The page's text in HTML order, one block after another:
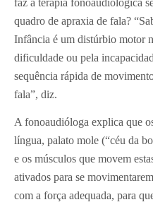
faz a terapia fonoaudiológica
quadro de apraxia de fala?
Infância é um distúrbio motor
dificuldade ou pela
sequência rápida de
fala”, diz.
A fonoaudióloga explica que
língua, palato mole (“céu da
e os músculos que movem
ativados para se
com a força adequada, para